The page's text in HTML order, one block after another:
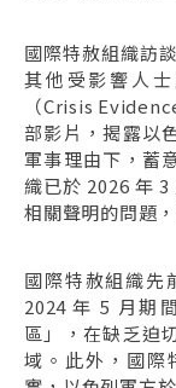
國際特赦組織訪
其他受影響人
（Crisis
部影片，揭露以
軍事理由下，蓄
織已於 2026 年
相關聲明的問題
國際特赦組織先
2024 年 5 月期
區」，在缺乏迫
域。此外，國際